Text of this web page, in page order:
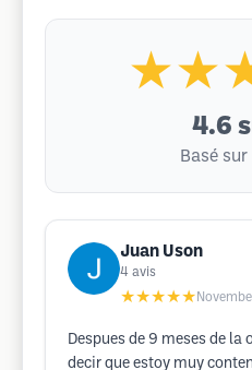
4.6
Basé
Juan Uson
4 avis
★★★★★
Despues de 9 meses de la
decir que estoy muy